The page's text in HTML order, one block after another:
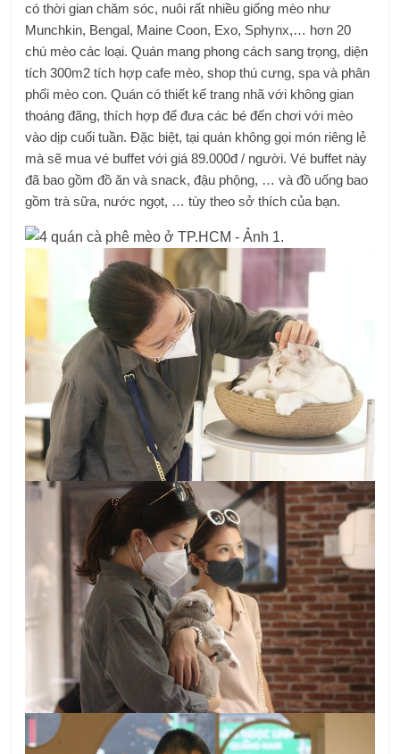
có thời gian chăm sóc, nuôi rất nhiều giống mèo như
Munchkin, Bengal, Maine Coon, Exo, Sphynx,… hơn 20
chú mèo các loại. Quán mang phong cách sang trọng, diện
tích 300m2 tích hợp cafe mèo, shop thú cưng, spa và phân
phối mèo con. Quán có thiết kế trang nhã với không gian
thoáng đãng, thích hợp để đưa các bé đến chơi với mèo
vào dịp cuối tuần. Đặc biệt, tại quán không gọi món riêng lẻ
mà sẽ mua vé buffet với giá 89.000đ / người. Vé buffet này
đã bao gồm đồ ăn và snack, đậu phộng, … và đồ uống bao
gồm trà sữa, nước ngọt, … tùy theo sở thích của bạn.